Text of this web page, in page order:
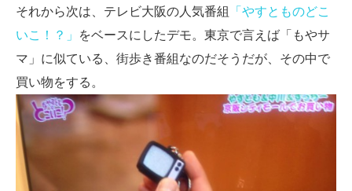
それから次は、テレビ大阪の人気番組
「やすとものどこ
いこ！？」
をベースにしたデモ。東京で言えば「もやサ
マ」に似ている、街歩き番組なのだそうだが、その中で
買い物をする。